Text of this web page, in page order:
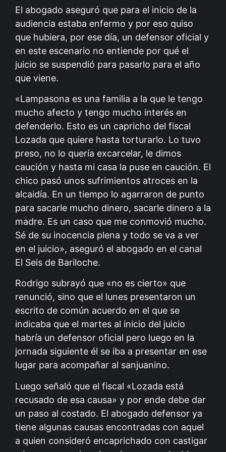
El abogado aseguró que para el inicio de la
audiencia estaba enfermo y por eso quiso
que hubiera, por ese día, un defensor oficial y
en este escenario no entiende por qué el
juicio se suspendió para pasarlo para el año
que viene.
«Lampasona es una familia a la que le tengo
mucho afecto y tengo mucho interés en
defenderlo. Esto es un capricho del fiscal
Lozada que quiere hasta torturarlo. Lo tuvo
preso, no lo quería excarcelar, le dimos
caución y hasta mi casa la puse en caución. El
chico pasó unos sufrimientos atroces en la
alcaidía. En un tiempo lo agarraron de punto
para sacarle mucho dinero, sacarle dinero a la
madre. Es un caso que me conmovió mucho.
Sé de su inocencia plena y todo se va a ver
en el juicio», aseguró el abogado en el canal
El Seis de Bariloche.
Rodrigo subrayó que «no es cierto» que
renunció, sino que el lunes presentaron un
escrito de común acuerdo en el que se
indicaba que el martes al inicio del juicio
habría un defensor oficial pero luego en la
jornada siguiente él se iba a presentar en ese
lugar para acompañar al sanjuanino.
Luego señaló que el fiscal «Lozada está
recusado de esa causa» y por ende debe dar
un paso al costado. El abogado defensor ya
tiene algunas causas encontradas con aquel
a quien consideró encaprichado con castigar